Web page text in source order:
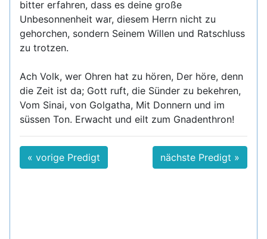
bitter erfahren, dass es deine große
Unbesonnenheit war, diesem Herrn nicht zu
gehorchen, sondern Seinem Willen und Ratschluss
zu trotzen.
Ach Volk, wer Ohren hat zu hören, Der höre, denn
die Zeit ist da; Gott ruft, die Sünder zu bekehren,
Vom Sinai, von Golgatha, Mit Donnern und im
süssen Ton. Erwacht und eilt zum Gnadenthron!
« vorige Predigt nächste Predigt »